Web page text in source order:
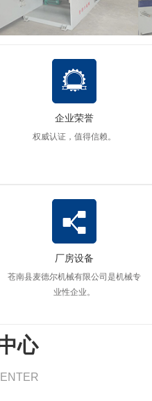
企业荣誉
权威认证，值得信赖。
厂房设备
苍南县麦德尔机械有限公司是机械专
业性企业。
心